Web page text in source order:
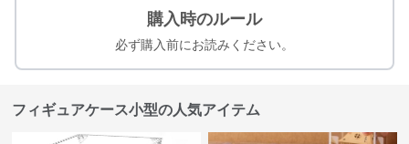
購入時のルール
必ず購入前にお読みください。
フィギュアケース小型の人気アイテム